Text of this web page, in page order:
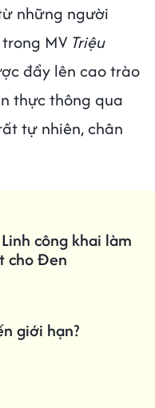
những người
MV Triệu
đẩy lên cao trào
thực thông qua
tự nhiên, chân
công khai làm
cho Đen
giới hạn?